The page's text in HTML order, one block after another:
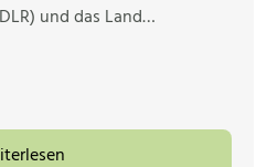
und das Land…